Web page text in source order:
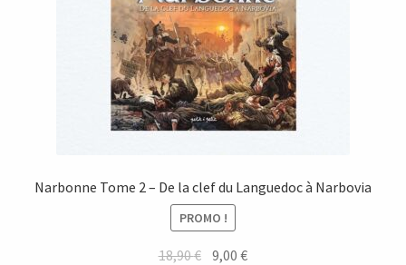
Narbonne Tome 2 – De la clef du Languedoc à Narbovia
PROMO !
18,90€ Le
9,00€Le